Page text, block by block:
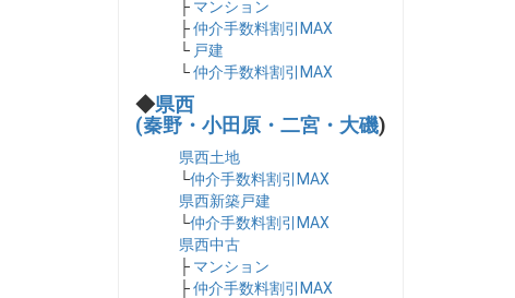
├ マンション
├仲介手数料割引MAX
└ 戸建
└仲介手数料割引MAX
◆県西
(秦野・小田原・二宮・大磯)
県西土地
└仲介手数料割引MAX
県西新築戸建
└仲介手数料割引MAX
県西中古
├ マンション
├仲介手数料割引MAX